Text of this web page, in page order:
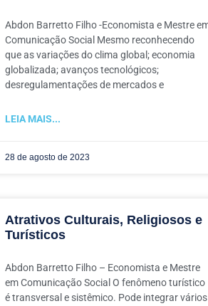
Abdon Barretto Filho -Economista e Mestre
Comunicação Social Mesmo reconhecendo
que as variações do clima global; economia
globalizada; avanços tecnológicos;
desregulamentações de mercados e
LEIA MAIS...
28 de agosto de 2023
Atrativos Culturais, Religiosos e
Turísticos
Abdon Barretto Filho – Economista e Mestre
em Comunicação Social O fenômeno turístico
é transversal e sistêmico. Pode integrar vários